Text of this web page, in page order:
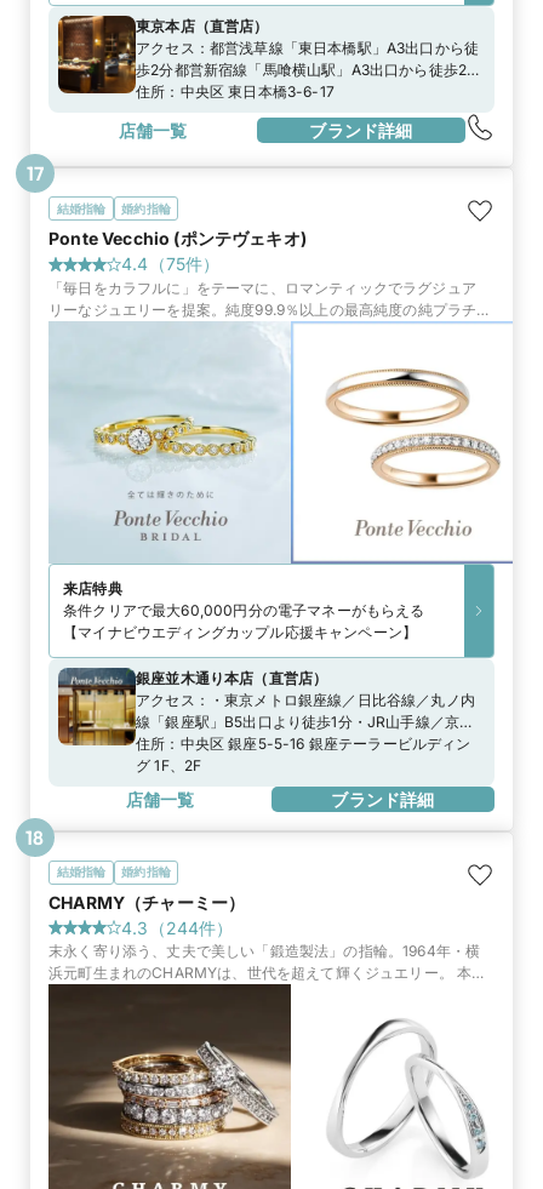
東京本店（直営店）
アクセス： 都営浅草線「東日本橋駅」A3出口から徒
歩2分都営新宿線「馬喰横山駅」A3出口から徒歩2分
東京メトロ日比谷線「人形町駅」A4出口から徒歩７
分JR総武快速線「馬喰町駅」西口改札から徒歩7分
住所： 中央区 東日本橋3-6-17
店舗一覧 ブランド詳細
結婚指輪 婚約指輪
Ponte Vecchio (ポンテヴェキオ)
4.4 （75件）
「毎日をカラフルに」をテーマに、ロマンティックでラグジュア
リーなジュエリーを提案。純度99.9％以上の最高純度の純プラチナ
来店特典
条件クリアで最大60,000円分の電子マネーがもらえる
【マイナビウエディングカップル応援キャンペーン】
銀座並木通り本店 （直営店）
アクセス：
・東京メトロ銀座線／日比谷線／丸ノ内
線「銀座駅」B5出口より徒歩1分・JR山手線／京浜
東北線「有楽町駅」中央口、銀座口より徒歩5分
住所： 中央区 銀座5-5-16 銀座テーラービルディン
グ 1F、2F
店舗一覧 ブランド詳細
17
結婚指輪 婚約指輪
CHARMY（チャーミー）
4.3 （244件）
末永く寄り添う、丈夫で美しい「鍛造製法」の指輪。1964年・横
浜元町生まれのCHARMYは、世代を超えて輝くジュエリー。 本店
18